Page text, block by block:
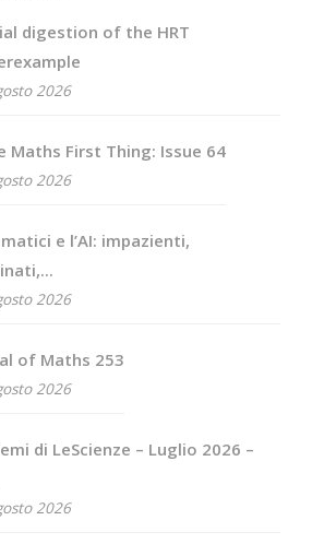
digestion of the HRT
2026
Maths First Thing: Issue 64
2026
e l’AI: impazienti,
2026
of Maths 253
2026
di LeScienze – Luglio 2026 –
2026